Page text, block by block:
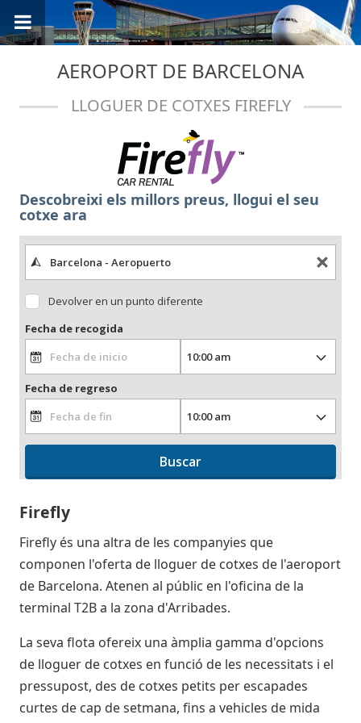
AEROPORT DE BARCELONA
LLOGUER DE COTXES FIREFLY
Descobreixi els millors preus, llogui el seu
cotxe ara
Devolver en un punto diferente
Fecha de recogida
Fecha de regreso
Buscar
Firefly
Firefly és una altra de les companyies que
componen l'oferta de lloguer de cotxes de l'aeroport
de Barcelona. Atenen al públic en l'oficina de la
terminal T2B a la zona d'Arribades.
La seva flota ofereix una àmplia gamma d'opcions
de lloguer de cotxes en funció de les necessitats i el
pressupost, des de cotxes petits per escapades
curtes de cap de setmana, fins a vehicles de mida